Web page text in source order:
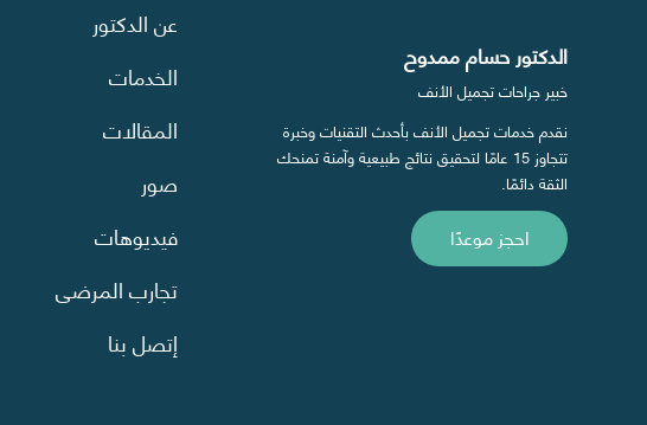
عن الدكتور
الخدمات
المقالات
صور
فيديوهات
تجارب المرضى
إتصل بنا
الدكتور حسام ممدوح
خبير جراحات تجميل الأنف
نقدم خدمات تجميل الأنف بأحدث التقنيات وخبرة
تتجاوز 15 عامًا لتحقيق نتائج طبيعية وآمنة تمنحك
الثقة دائمًا.
احجز موعدًا